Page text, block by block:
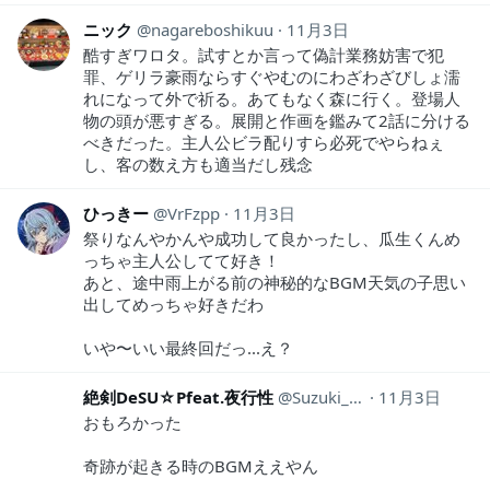
ニック nagareboshikuu
11月3日
酷すぎワロタ。試すとか言って偽計業務妨害で犯
罪、ゲリラ豪雨ならすぐやむのにわざわざびしょ濡
れになって外で祈る。あてもなく森に行く。登場人
物の頭が悪すぎる。展開と作画を鑑みて2話に分ける
べきだった。主人公ビラ配りすら必死でやらねぇ
し、客の数え方も適当だし残念
ひっきー VrFzpp
11月3日
祭りなんやかんや成功して良かったし、瓜生くんめ
っちゃ主人公してて好き！
あと、途中雨上がる前の神秘的なBGM天気の子思い
出してめっちゃ好きだわ
いや〜いい最終回だっ...え？
絶剣DeSU☆Pfeat.夜行性 Suzuki_Desu2525
11月3日
おもろかった
奇跡が起きる時のBGMええやん